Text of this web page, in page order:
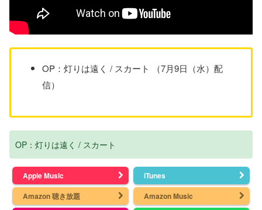
OP：灯りは遠く / スカート （7月9日（水）配
信）
OP：灯りは遠く / スカート
Apple Music
iTunes
Amazon 聴き放題
Amazon Music